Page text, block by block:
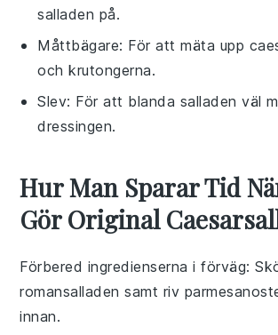
salladen på.
Måttbägare: För att mäta upp
och krutongerna.
Slev: För att blanda salladen väl
dressingen.
Hur Man Sparar Tid
Gör Original
Förbered ingredienserna i förväg:
romansalladen samt riv
innan.